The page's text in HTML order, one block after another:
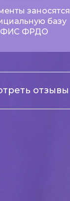
заносятся
базу
ФИС ФРДО
отзывы